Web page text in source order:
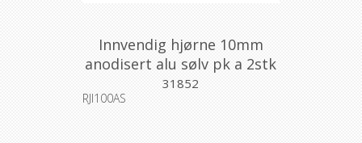
Innvendig hjørne 10mm
anodisert alu sølv pk a 2stk
31852
RJI100AS